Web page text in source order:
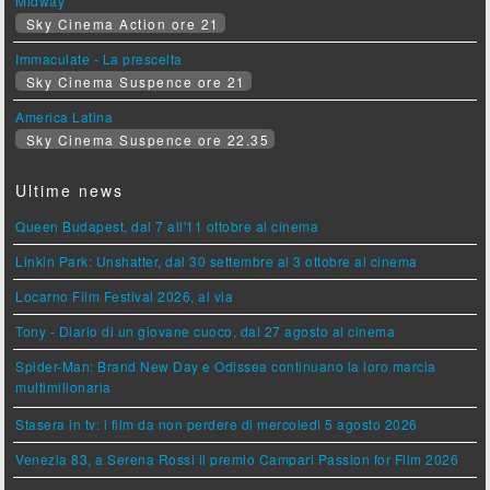
Sky Cinema Action ore 21
Immaculate - La prescelta
Sky Cinema Suspence ore 21
America Latina
Sky Cinema Suspence ore 22.35
Ultime news
Queen Budapest, dal 7 all'11 ottobre al cinema
Linkin Park: Unshatter, dal 30 settembre al 3 ottobre al cinema
Locarno Film Festival 2026, al via
Tony - Diario di un giovane cuoco, dal 27 agosto al cinema
Spider-Man: Brand New Day e Odissea continuano la loro marcia
multimilionaria
Stasera in tv: i film da non perdere di mercoledì 5 agosto 2026
Venezia 83, a Serena Rossi il premio Campari Passion for Film 2026